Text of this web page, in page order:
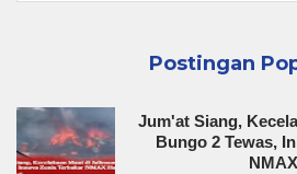
Postingan
Jum'at Siang,
Bungo 2 Tewas,